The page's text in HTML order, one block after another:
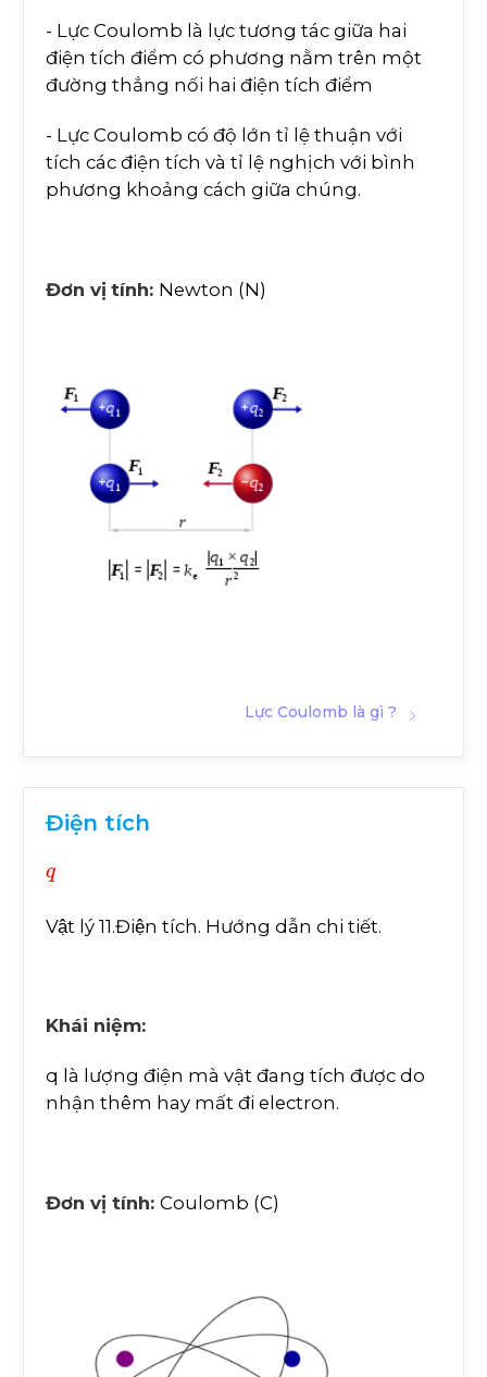
- Lực Coulomb là lực tương tác giữa hai
điện tích điểm có phương nằm trên một
đường thẳng nối hai điện tích điểm
- Lực Coulomb có độ lớn tỉ lệ thuận với
tích các điện tích và tỉ lệ nghịch với bình
phương khoảng cách giữa chúng.
Đơn vị tính: Newton (N)
Lực Coulomb là gì ?
Điện tích
Vật lý 11.Điện tích. Hướng dẫn chi tiết.
Khái niệm:
q là lượng điện mà vật đang tích được do
nhận thêm hay mất đi electron.
Đơn vị tính: Coulomb (C)